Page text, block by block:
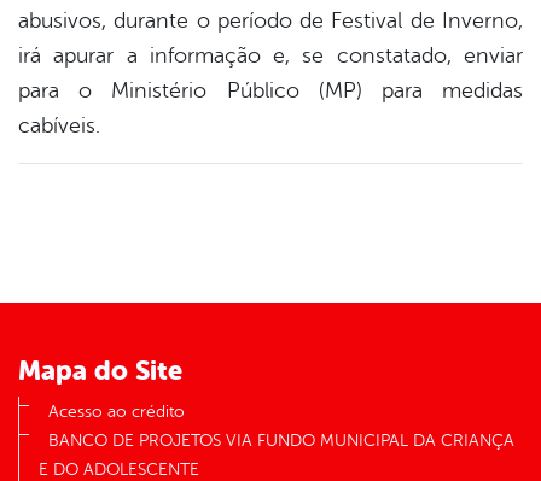
abusivos, durante o período de Festival de Inverno,
irá apurar a informação e, se constatado, enviar
para o Ministério Público (MP) para medidas
cabíveis.
Mapa do Site
Acesso ao crédito
BANCO DE PROJETOS VIA FUNDO MUNICIPAL DA CRIANÇA
E DO ADOLESCENTE